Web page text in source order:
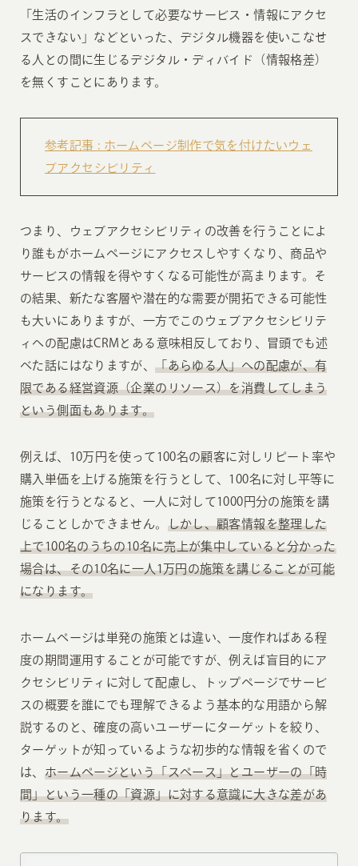
「生活のインフラとして必要なサービス・情報にアクセ
スできない」などといった、デジタル機器を使いこなせ
る人との間に生じるデジタル・ディバイド（情報格差）
を無くすことにあります。
参考記事 : ホームページ制作で気を付けたいウェ
ブアクセシビリティ
つまり、ウェブアクセシビリティの改善を行うことによ
り誰もがホームページにアクセスしやすくなり、商品や
サービスの情報を得やすくなる可能性が高まります。そ
の結果、新たな客層や潜在的な需要が開拓できる可能性
も大いにありますが、一方でこのウェブアクセシビリテ
ィへの配慮はCRMとある意味相反しており、冒頭でも述
べた話にはなりますが、「あらゆる人」への配慮が、有
限である経営資源（企業のリソース）を消費してしまう
という側面もあります。
例えば、10万円を使って100名の顧客に対しリピート率や
購入単価を上げる施策を行うとして、100名に対し平等に
施策を行うとなると、一人に対して1000円分の施策を講
じることしかできません。 しかし、顧客情報を整理した
上で100名のうちの10名に売上が集中していると分かった
場合は、その10名に一人1万円の施策を講じることが可能
になります。
ホームページは単発の施策とは違い、一度作ればある程
度の期間運用することが可能ですが、例えば盲目的にア
クセシビリティに対して配慮し、トップページでサービ
スの概要を誰にでも理解できるよう基本的な用語から解
説するのと、確度の高いユーザーにターゲットを絞り、
ターゲットが知っているような初歩的な情報を省くので
は、 ホームページという「スペース」とユーザーの「時
間」という一種の「資源」に対する意識に大きな差があ
ります。